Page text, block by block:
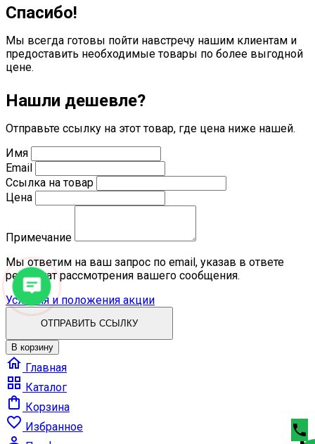
phone
Спасибо!
Мы всегда готовы пойти навстречу нашим клиентам и
предоставить необходимые товары по более выгодной
цене.
Нашли дешевле?
Отправьте ссылку на этот товар, где цена ниже нашей.
Имя
Email
Ссылка на товар
Цена
Примечание
Мы ответим на ваш запрос по email, указав в ответе
результат рассмотрения вашего сообщения.
Условия и положения акции
ОТПРАВИТЬ ССЫЛКУ
В корзину
 Главная
 Каталог
 Корзина
 Избранное